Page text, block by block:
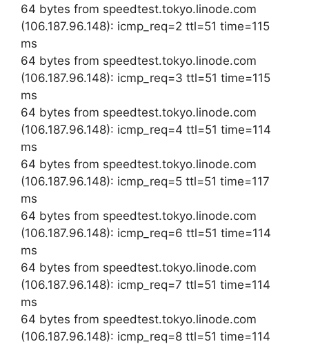
64 bytes from speedtest.tokyo.linode.com
(106.187.96.148): icmp_req=2 ttl=51 time=115
ms
64 bytes from speedtest.tokyo.linode.com
(106.187.96.148): icmp_req=3 ttl=51 time=115
ms
64 bytes from speedtest.tokyo.linode.com
(106.187.96.148): icmp_req=4 ttl=51 time=114
ms
64 bytes from speedtest.tokyo.linode.com
(106.187.96.148): icmp_req=5 ttl=51 time=117
ms
64 bytes from speedtest.tokyo.linode.com
(106.187.96.148): icmp_req=6 ttl=51 time=114
ms
64 bytes from speedtest.tokyo.linode.com
(106.187.96.148): icmp_req=7 ttl=51 time=114
ms
64 bytes from speedtest.tokyo.linode.com
(106.187.96.148): icmp_req=8 ttl=51 time=114